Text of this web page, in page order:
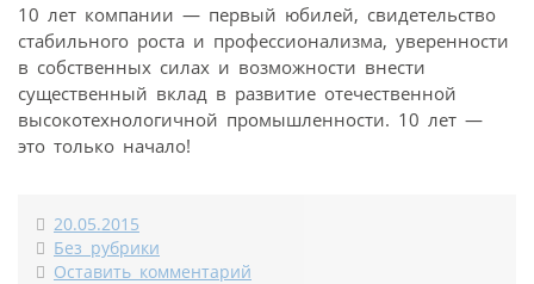
10 лет компании — первый юбилей, свидетельство
стабильного роста и профессионализма, уверенности
в собственных силах и возможности внести
существенный вклад в развитие отечественной
высокотехнологичной промышленности. 10 лет —
это только начало!
20.05.2015
Без рубрики
Оставить комментарий